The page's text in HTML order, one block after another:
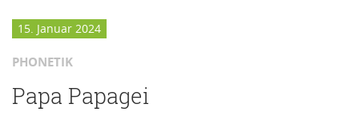
15. Januar 2024
PHONETIK
Papa Papagei